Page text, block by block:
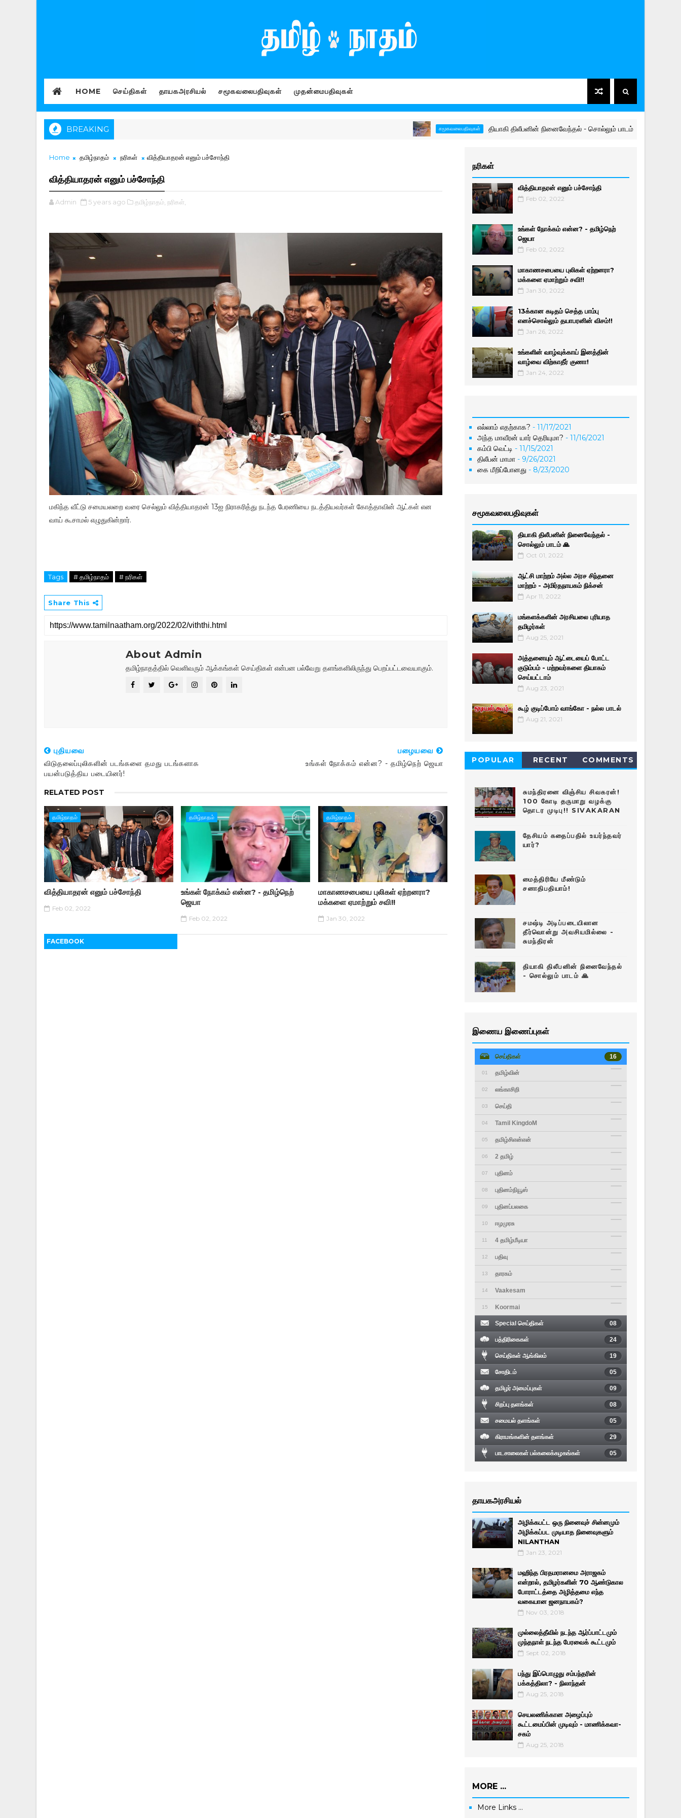
HOME செய்திகள் தாயகஅரசியல் சமூகவலைபதிவுகள் முதன்மைபதிவுகள்
BREAKING சமூகவலைபதிவுகள் தியாகி திலீபனின் நினைவேந்தல் - சொல்லும் பாடம் 🙏
Home தமிழ்நாதம் நரிகள் வித்தியாதரன் எனும் பச்சோந்தி
வித்தியாதரன் எனும் பச்சோந்தி
Admin 5 years ago தமிழ்நாதம், நரிகள்,
மகிந்த வீட்டு சமையலறை வரை செல்லும் வித்தியாதரன் 13ஐ நிராகரித்து நடந்த பேரணியை நடத்தியவர்கள் கோத்தாவின் ஆட்கள் என
வாய் கூசாமல் எழுதுகின்றார்.
Tags # தமிழ்நாதம் # நரிகள்
Share This
About Admin
தமிழ்நாதத்தில் வெளிவரும் ஆக்கங்கள் செய்திகள் என்பன பல்வேறு தளங்களிலிருந்து பெறப்பட்டவையாகும்.
புதியவை
விடுதலைப்புலிகளின் படங்களை தமது படங்களாக
பயன்படுத்திய படையினர்!
பழையவை
உங்கள் நோக்கம் என்ன? - தமிழ்நெற் ஜெயா
RELATED POST
தமிழ்நாதம்
வித்தியாதரன் எனும் பச்சோந்தி
Feb 02, 2022
தமிழ்நாதம்
உங்கள் நோக்கம் என்ன? - தமிழ்நெற்
ஜெயா
Feb 02, 2022
தமிழ்நாதம்
மாகாணசபையை புலிகள் ஏற்றனரா?
மக்களை ஏமாற்றும் சவி!!
Jan 30, 2022
FACEBOOK
நரிகள்
வித்தியாதரன் எனும் பச்சோந்தி
Feb 02, 2022
உங்கள் நோக்கம் என்ன? - தமிழ்நெற்
ஜெயா
Feb 02, 2022
மாகாணசபையை புலிகள் ஏற்றனரா?
மக்களை ஏமாற்றும் சவி!!
Jan 30, 2022
13க்கான கடிதம் செத்த பாம்பு
எனச்சொல்லும் தயாபரனின் விசம்!!
Jan 26, 2022
உங்களின் வாழ்வுக்காய் இனத்தின்
வாழ்வை விற்காதீர் குணா!
Jan 24, 2022
எல்லாம் எதற்காக? - 11/17/2021
அந்த மாவீரன் யார் தெரியுமா? - 11/16/2021
கம்பி வெட்டி - 11/15/2021
திலீபன் மாமா - 9/26/2021
கை மீறிப்போனது - 8/23/2020
சமூகவலைபதிவுகள்
தியாகி திலீபனின் நினைவேந்தல் -
சொல்லும் பாடம் 🙏
Oct 01, 2022
ஆட்சி மாற்றம் அல்ல அரச சிந்தனை
மாற்றம் - அமிர்தநாயகம் நிக்சன்
Apr 11, 2022
மங்களக்களின் அரசியலை புரியாத
தமிழர்கள்
Aug 25, 2021
அத்தனையும் ஆட்டையைப் போட்ட
குடும்பம் - மற்றவர்களை தியாகம்
செய்யட்டாம்
Aug 23, 2021
கூழ் குடிப்போம் வாங்கோ - நல்ல பாடல்
Aug 21, 2021
POPULAR RECENT COMMENTS
சுமந்திரனை விஞ்சிய சிவகரன்!
100 கோடி தருமாறு வழக்கு
தொடர முடிபு!! SIVAKARAN
தேசியம் கதைப்பதில் உயர்ந்தவர்
யார்?
மைத்திரியே மீண்டும்
சனாதிபதியாம்!
சமஷ்டி அடிப்படையிலான
தீர்வொன்று அவசியமில்லை -
சுமந்திரன்
தியாகி திலீபனின் நினைவேந்தல்
- சொல்லும் பாடம் 🙏
இணைய இணைப்புகள்
செய்திகள் 16
01 தமிழ்வின்
02 லங்காசிறி
03 செய்தி
04 Tamil KingdoM
05 தமிழ்சிஎன்என்
06 2 தமிழ்
07 புதினம்
08 புதினம்நியூஸ்
09 புதினப்பலகை
10 ஈழமுரசு
11 4 தமிழ்மீடியா
12 பதிவு
13 தாரகம்
14 Vaakesam
15 Koormai
Special செய்திகள் 08
பத்திரிகைகள் 24
செய்திகள் ஆங்கிலம் 19
சோதிடம் 05
தமிழர் அமைப்புகள் 09
சிறப்பு தளங்கள் 08
சமையல் தளங்கள் 05
கிராமங்களின் தளங்கள் 29
பாடசாலைகள் பல்கலைக்கழகங்கள் 05
தாயகஅரசியல்
அழிக்கபட்ட ஒரு நினைவுச் சின்னமும்
அழிக்கப்பட முடியாத நினைவுகளும்
NILANTHAN
Jan 23, 2021
மஹிந்த பிரதமரானமை அராஜகம்
என்றால், தமிழர்களின் 70 ஆண்டுகால
போராட்டத்தை அழித்தமை எந்த
வகையான ஜனநாயகம்?
Nov 03, 2018
முல்லைத்தீவில் நடந்த ஆர்ப்பாட்டமும்
முந்தநாள் நடந்த பேரவைக் கூட்டமும்
Sept 02, 2018
பந்து இப்பொழுது சம்பந்தரின்
பக்கத்திலா? - நிலாந்தன்
Aug 25, 2018
செயலணிக்கான அழைப்பும்
கூட்டமைப்பின் முடிவும் - மாணிக்­க­வா­
சகம்
Aug 25, 2018
MORE ...
More Links ...